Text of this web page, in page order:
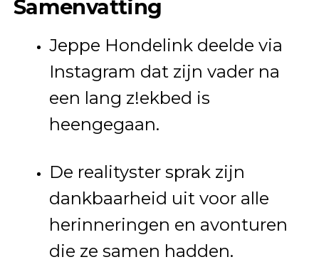
Samenvatting
Jeppe Hondelink deelde via
Instagram dat zijn vader na
een lang z!ekbed is
heengegaan.
De realityster sprak zijn
dankbaarheid uit voor alle
herinneringen en avonturen
die ze samen hadden.